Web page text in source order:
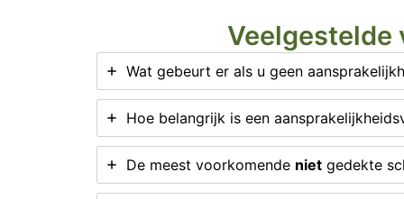
Veelgestelde
Wat gebeurt er als u geen
Hoe belangrijk is een
De meest voorkomende niet gedekte